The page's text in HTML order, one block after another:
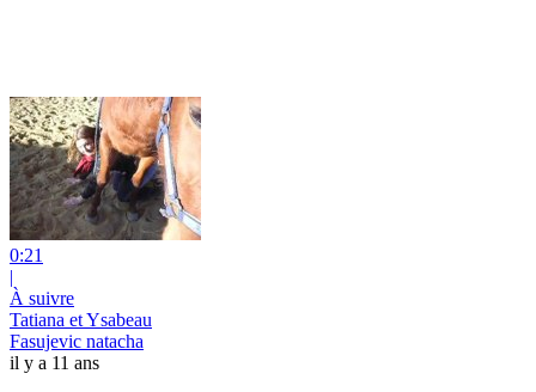
0:21
|
À suivre
Tatiana et Ysabeau
Fasujevic natacha
il y a 11 ans